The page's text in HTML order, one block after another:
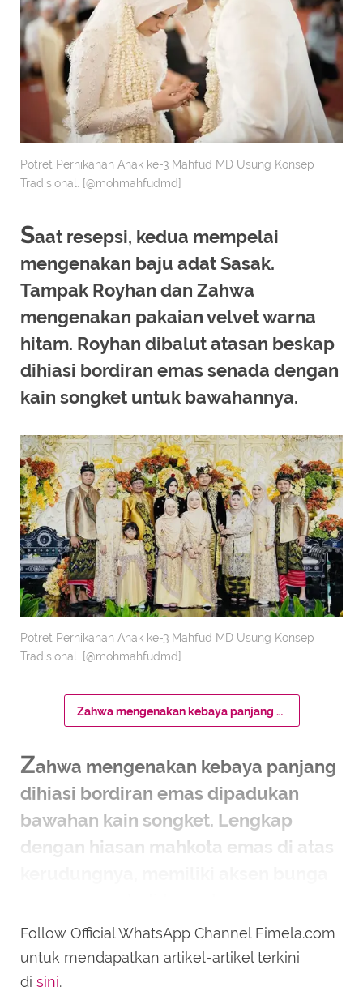
Potret Pernikahan Anak ke-3 Mahfud MD Usung Konsep
Tradisional. [@mohmahfudmd]
Saat resepsi, kedua mempelai
mengenakan baju adat Sasak.
Tampak Royhan dan Zahwa
mengenakan pakaian velvet warna
hitam. Royhan dibalut atasan beskap
dihiasi bordiran emas senada dengan
kain songket untuk bawahannya.
Potret Pernikahan Anak ke-3 Mahfud MD Usung Konsep
Tradisional. [@mohmahfudmd]
Zahwa mengenakan kebaya panjang dihiasi bordiran emas dipadukan bawahan kain songket. Lengkap dengan hiasan mahkota emas di atas kerudungnya, memiliki aksen bunga mawar merah di tengah.
Zahwa mengenakan kebaya panjang
dihiasi bordiran emas dipadukan
bawahan kain songket. Lengkap
dengan hiasan mahkota emas di atas
Follow Official WhatsApp Channel Fimela.com
untuk mendapatkan artikel-artikel terkini
di sini.